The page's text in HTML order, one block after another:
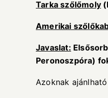
Tarka szőlőmoly
Amerikai szőlő
Javaslat: Első
Peronoszpóra)
Azoknak